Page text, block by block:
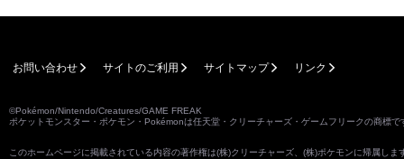
お問い合わせ サイトのご利用 サイトマップ リンク
©Pokémon/Nintendo/Creatures/GAME FREAK
ポケットモンスター・ポケモン・Pokémonは任天堂・クリーチャーズ・ゲームフリークの商標で
このホームページに掲載されている内容の著作権は(株)クリーチャーズ、(株)ポケモンに帰属し